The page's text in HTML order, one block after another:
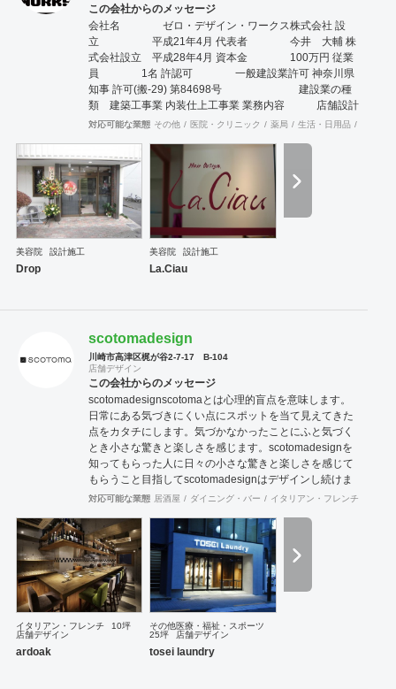
この会社からのメッセージ
会社名 ゼロ・デザイン・ワークス株式会社 設
立 平成21年4月 代表者 今井 大輔 株
式会社設立 平成28年4月 資本金 100万円 従業
員 1名 許認可 一般建設業許可 神奈川県
知事 許可(搬-29) 第84698号 建設業の種
類 建築工事業 内装仕上工事業 業務内容 店舗設計
デザイン施行 戸建てリフォーム設計施工
マンション及びアパートリノベーション
事業 造作什器設計デザイン製作
各種図面製作 所在地 〒259-
1131 神奈川県伊勢原市伊勢原3-24-21
TEL:0463-26-3082 FAX:0463-74-1123 主要取引銀行
横浜銀行伊勢原支店 主要取引先(五十音順)
株式会社ガモウ クレ
イン不動産流通株式会社 有限会社太
カン株式会社 etc...
対応可能な業態 その他 医院・クリニック 薬局 生活・日用品
美容院 設計施工
Drop
美容院 設計施工
La.Ciau
scotomadesign
川崎市高津区梶が谷2-7-17 B-104
店舗デザイン
この会社からのメッセージ
scotomadesign ​ ​scotomaとは心理的盲点を意味します。 ​ ​
日常にある気づきにくい点にスポットを当て ​ ​見えてきた
点をカタチにします。 ​ ​気づかなかったことにふと気づく
とき ​ 小さな驚きと楽しさを感じます。 ​ scotomadesignを
知ってもらった人に ​ ​日々の小さな驚きと楽しさを感じて
もらうこと目指して ​ ​scotomadesignはデザインし続けま
す。 ​
対応可能な業態 居酒屋 ダイニング・バー イタリアン・フレンチ
イタリアン・フレンチ
10坪
店舗デザイン
ardoak
その他医療・福祉・スポーツ
25坪
店舗デザイン
tosei laundry